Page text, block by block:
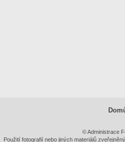
© Administrace
Použití fotografií nebo jiných materiálů